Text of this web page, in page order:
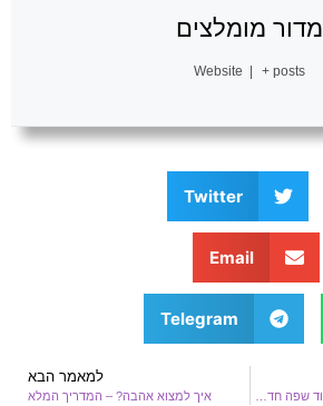
מדור מומלצים
Website + posts
Twitter
Email
Telegram
למאמר הבא
איך למצוא אהבה? – המדריך המלא